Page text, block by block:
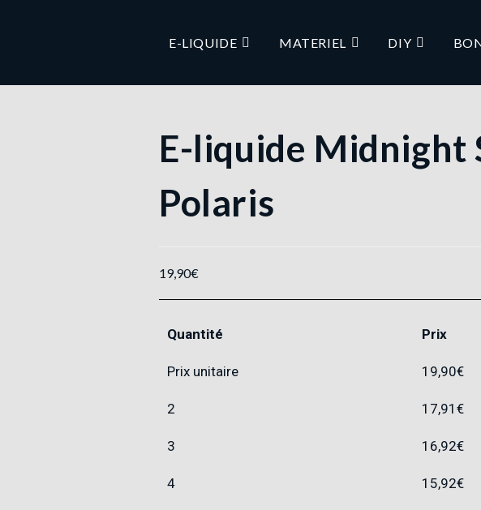
E-LIQUIDE MATERIEL DIY
E-liquide Midnight
Polaris
19,90€
Quantité Prix
Prix unitaire 19,90€
2 17,91 €
3 16,92€
4 15,92€